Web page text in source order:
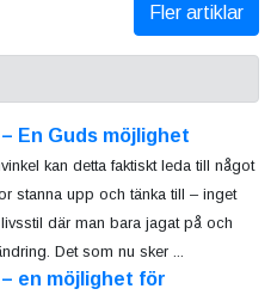
Fler artiklar
En Guds möjlighet
kan detta faktiskt leda till något
stanna upp och tänka till – inget
där man bara jagat på och
Det som nu sker ...
en möjlighet för